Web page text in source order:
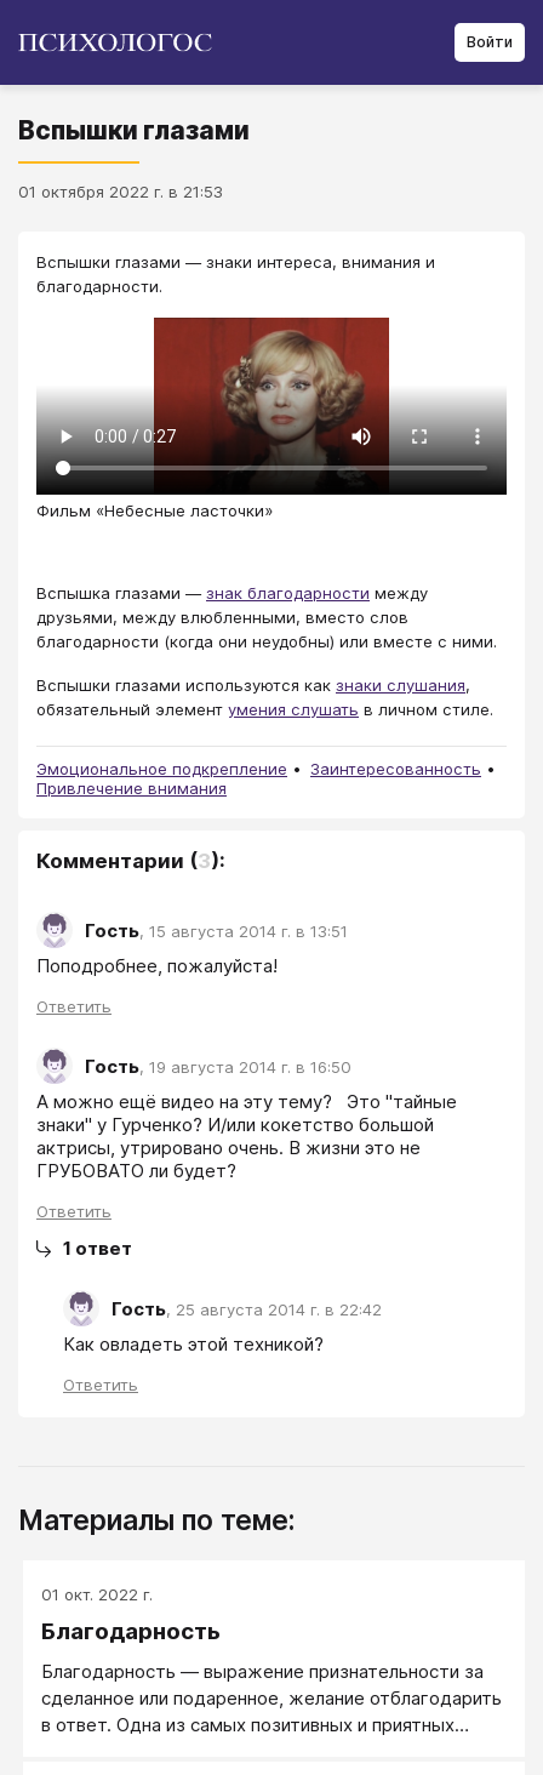
Войти
Вспышки глазами
01 октября 2022 г. в 21:53
Вспышки глазами ― знаки интереса, внимания и
благодарности.
Фильм «Небесные ласточки»
Вспышка глазами ―знак благодарности между
друзьями, между влюбленными, вместо слов
благодарности (когда они неудобны) или вместе с ними.
Вспышки глазами используются как знаки слушания,
обязательный элемент умения слушать в личном стиле.
Эмоциональное подкрепление
Заинтересованность
Привлечение внимания
Комментарии (3):
Гость, 15 августа 2014 г. в 13:51
Поподробнее, пожалуйста!
Ответить
Гость, 19 августа 2014 г. в 16:50
А можно ещё видео на эту тему?   Это "тайные
знаки" у Гурченко? И/или кокетство большой
актрисы, утрировано очень. В жизни это не
ГРУБОВАТО ли будет?
Ответить
1 ответ
Гость, 25 августа 2014 г. в 22:42
Как овладеть этой техникой?
Ответить
Материалы по теме:
01 окт. 2022 г.
Благодарность
Благодарность — выражение признательности за
сделанное или подаренное, желание отблагодарить
в ответ. Одна из самых позитивных и приятных